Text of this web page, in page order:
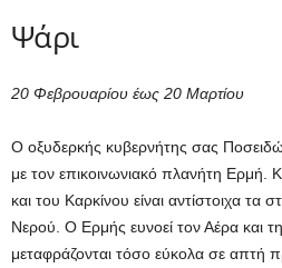
Ψάρι
20 Φεβρουαρίου έως 20 Μαρτίου
Ο οξυδερκής κυβερνήτης σας
με τον επικοινωνιακό πλανήτη Ερμή.
και του Καρκίνου είναι αντίστοιχα τα
Νερού. Ο Ερμής ευνοεί τον Αέρα και
μεταφράζονται τόσο εύκολα σε απτή